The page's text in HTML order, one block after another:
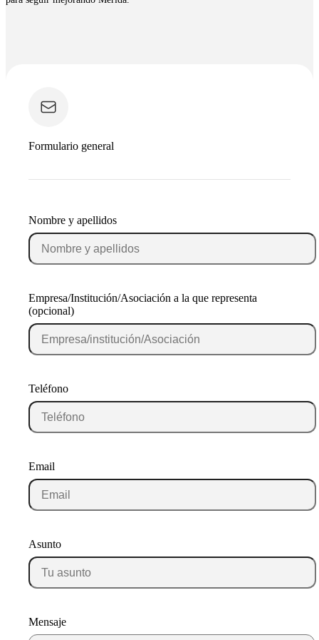
Formulario general
Nombre y apellidos
Empresa/Institución/Asociación a la que representa
(opcional)
Teléfono
Email
Asunto
Mensaje